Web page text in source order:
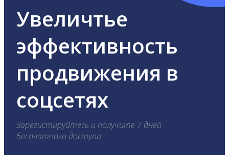
Увеличтье
эффективность
продвижения в
соцсетях
Зарегистируйтесь и получите 7 дней
бесплатного доступа.